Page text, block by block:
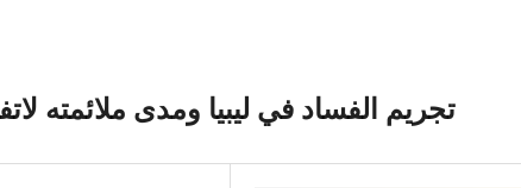
تجريم الفساد في ليبيا ومدى ملائمته